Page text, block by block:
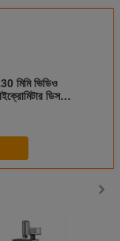
মিমি ভিডিও
ডিসপ্লে